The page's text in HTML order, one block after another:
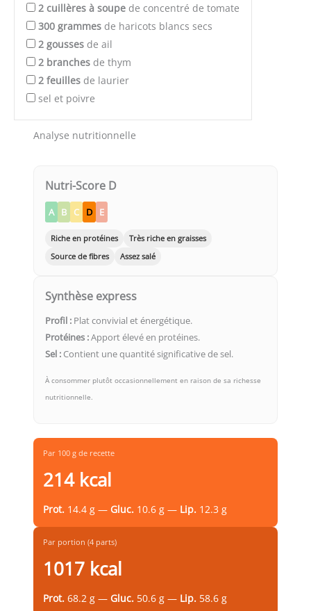
2 cuillères à soupe de concentré de tomate
300 grammes de haricots blancs secs
2 gousses de ail
2 branches de thym
2 feuilles de laurier
sel et poivre
Analyse nutritionnelle
Nutri-Score D
A B C D E
Riche en protéines
Très riche en graisses
Source de fibres
Assez salé
Synthèse express
Profil : Plat convivial et énergétique.
Protéines :Apport élevé en protéines.
Sel : Contient une quantité significative de sel.
À consommer plutôt occasionnellement en raison de sa richesse
nutritionnelle.
Par 100 g de recette
214 kcal
Prot. 14.4 g — Gluc. 10.6 g — Lip. 12.3 g
Par portion (4 parts)
1017 kcal
Prot. 68.2 g — Gluc. 50.6 g — Lip. 58.6 g